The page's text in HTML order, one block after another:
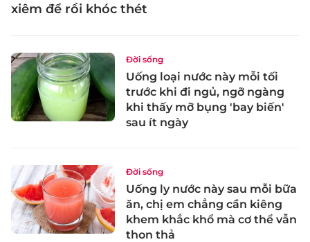
xiêm để rồi khóc thét
Đời sống
Uống loại nước này mỗi tối
trước khi đi ngủ, ngỡ ngàng
khi thấy mỡ bụng 'bay biến'
sau ít ngày
Đời sống
Uống ly nước này sau mỗi bữa
ăn, chị em chẳng cần kiêng
khem khắc khổ mà cơ thể vẫn
thon thả